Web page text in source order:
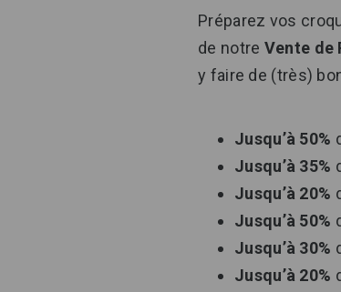
Préparez vos
de notre Vente de
y faire de (très)
Jusqu’à 50%
Jusqu’à 35%
Jusqu’à 20%
Jusqu’à 50%
Jusqu’à 30%
Jusqu’à 20%